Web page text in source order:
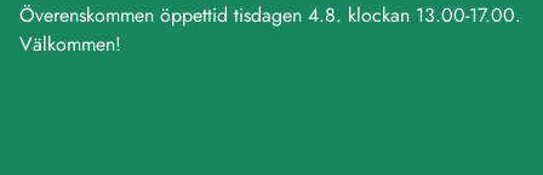
Överenskommen öppettid tisdagen 4.8. klockan 13.00-17.00.
Välkommen!